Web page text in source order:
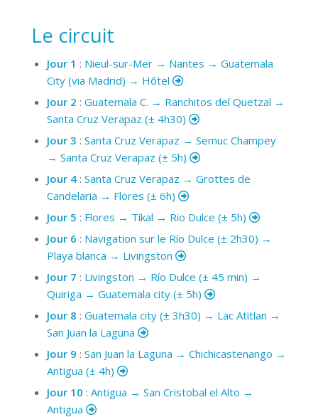
Le circuit
Jour 1 : Nieul-sur-Mer → Nantes → Guatemala
City (via Madrid) → Hôtel
Jour 2 : Guatemala C. → Ranchitos del Quetzal →
Santa Cruz Verapaz (± 4h30)
Jour 3 : Santa Cruz Verapaz → Semuc Champey
→ Santa Cruz Verapaz (± 5h)
Jour 4: Santa Cruz Verapaz → Grottes de
Candelaria → Flores (± 6h)
Jour 5 : Flores → Tikal → Rio Dulce (± 5h)
Jour 6 : Navigation sur le Río Dulce (± 2h30) →
Playa blanca → Livingston
Jour 7 : Livingston → Río Dulce (± 45 min) →
Quiriga → Guatemala city (± 5h)
Jour 8 : Guatemala city (± 3h30) → Lac Atitlan →
San Juan la Laguna
Jour 9 : San Juan la Laguna → Chichicastenango →
Antigua (± 4h)
Jour 10 : Antigua → San Cristobal el Alto →
Antigua